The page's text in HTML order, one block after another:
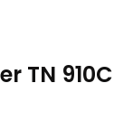
TN 910C